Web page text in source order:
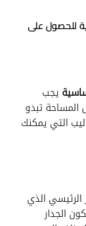
للحصول على
يجب
المساحة تبدو
التي يمكنك
الرئيسي الذي
الجدار